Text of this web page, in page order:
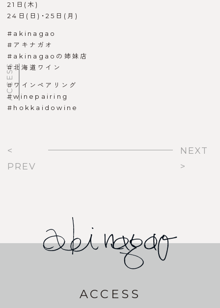
ACCESS
21日(木)
24日(日)・25日(月)
#akinagao
#アキナガオ
#akinagaoの姉妹店
#北海道ワイン
#ワインペアリング
#winepairing
#hokkaidowine
<
PREV
NEXT
>
ACCESS